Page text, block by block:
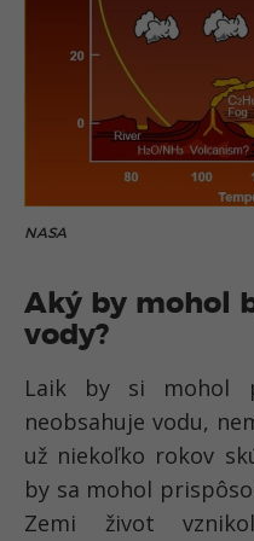
NASA
Aký by mohol
vody?
Laik by si mohol
neobsahuje vodu,
už niekoľko rokov
by sa mohol
Zemi život